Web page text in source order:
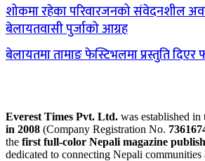
शोकमा रहेका परिवारजनको संवेदनशील
बेलायतवासी पुर्जाको आग्रह
बेलायतमा तामाङ फेस्टिभलमा प्रस्तुति
Everest Times Pvt. Ltd. was established in
in 2008 (Company Registration No.
the first full-color Nepali magazine
dedicated to connecting Nepali communities